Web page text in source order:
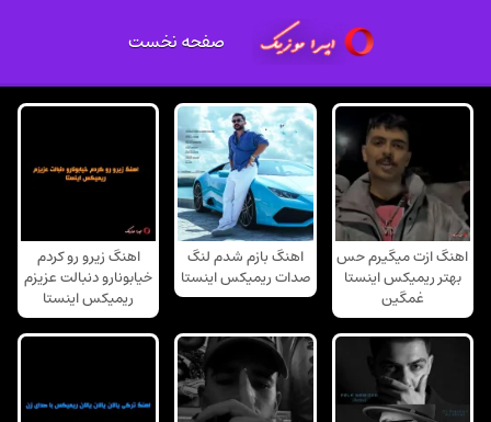
صفحه نخست
اهنگ ازت میگیرم حس
بهتر ریمیکس اینستا
غمگین
اهنگ بازم شدم لنگ
صدات ریمیکس اینستا
اهنگ زیرو رو کردم
خیابونارو دنبالت عزیزم
ریمیکس اینستا